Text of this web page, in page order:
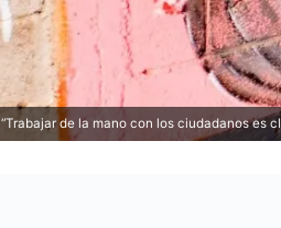
“Trabajar de la mano con los ciudadanos es